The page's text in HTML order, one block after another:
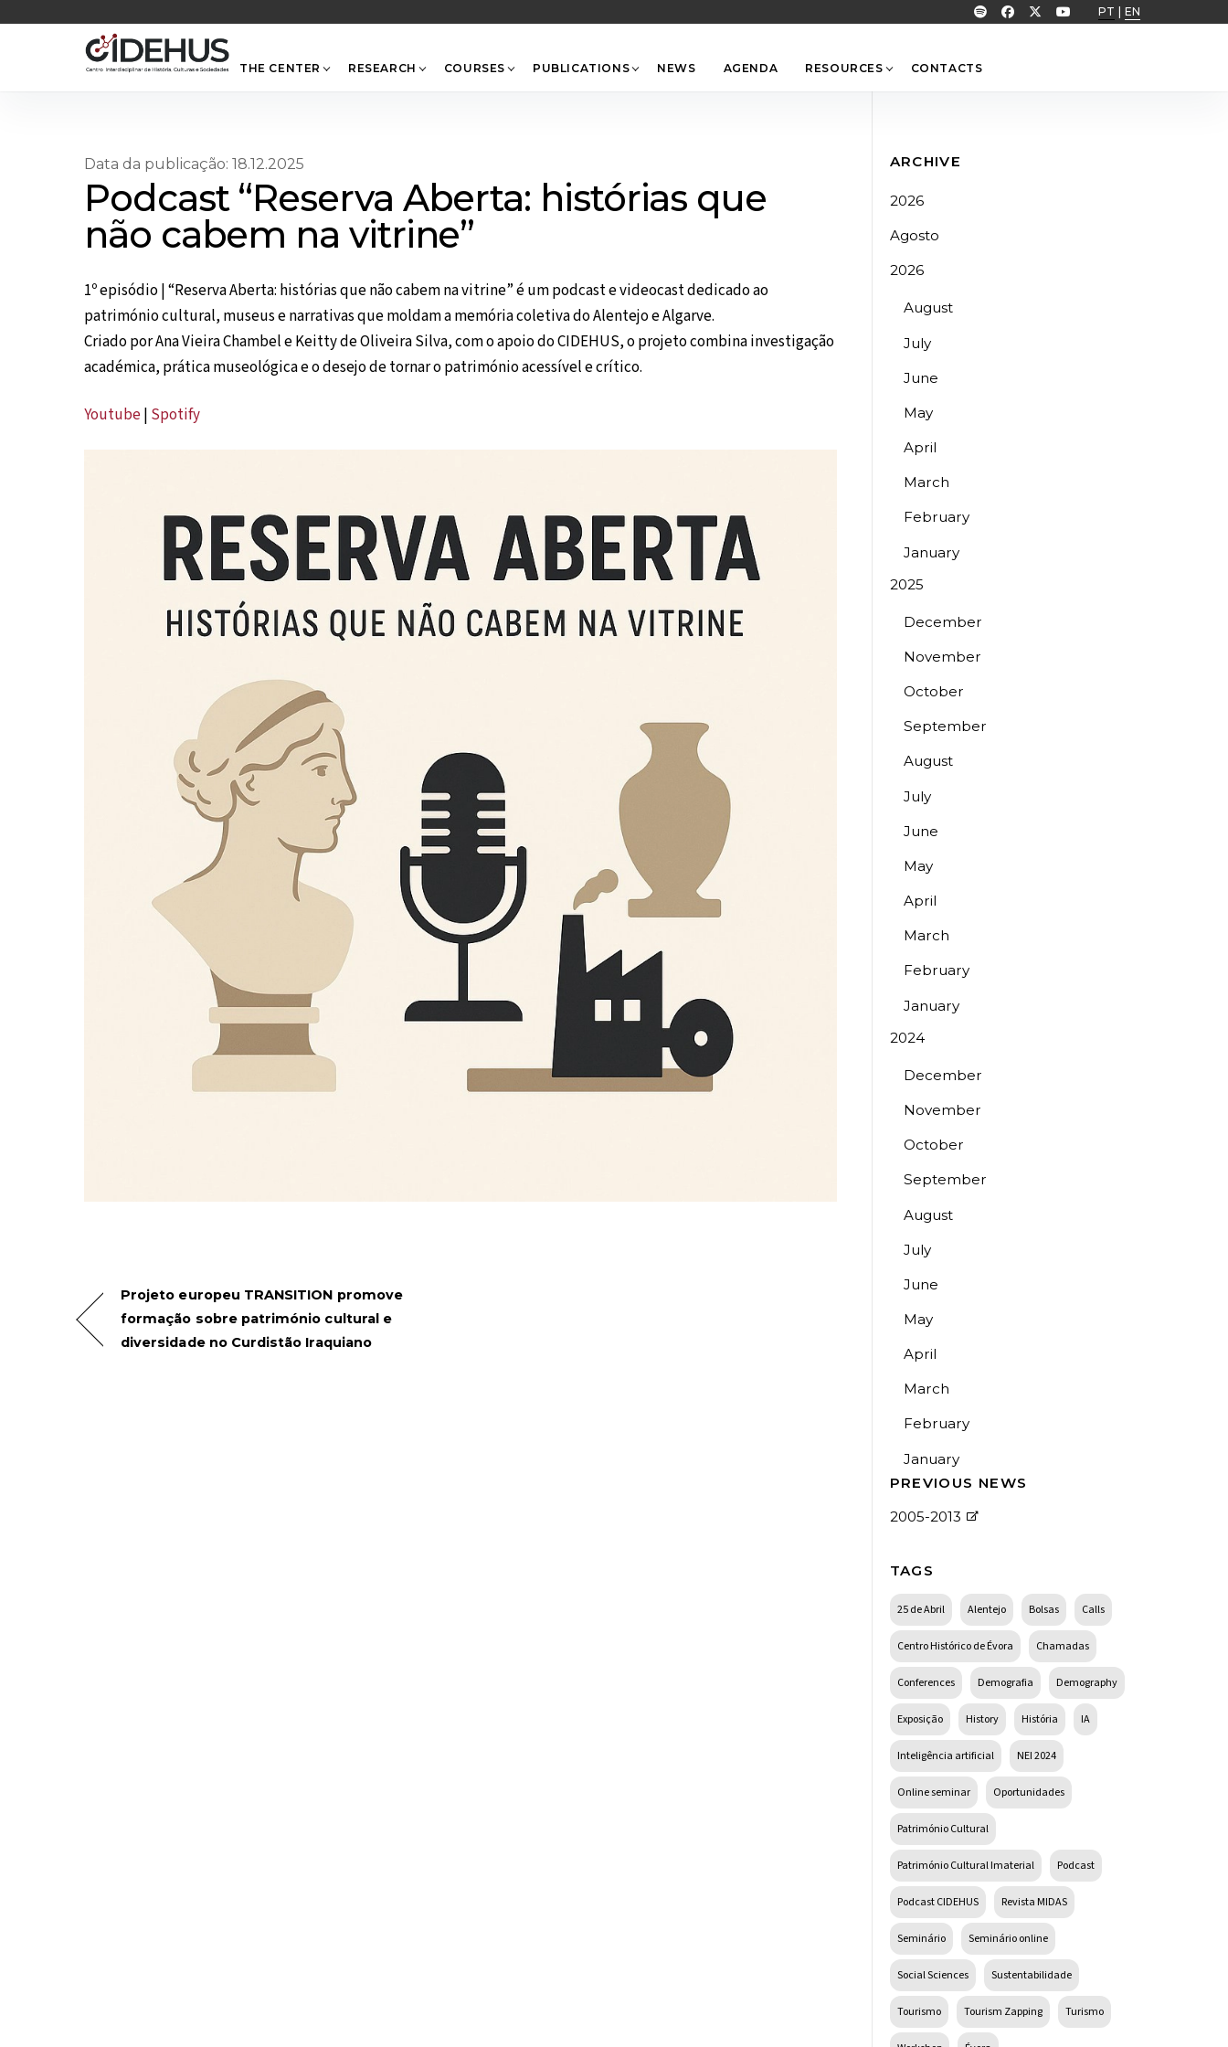
PT EN
THE CENTER RESEARCH COURSES PUBLICATIONS NEWS AGENDA RESOURCES CONTACTS
Data da publicação: 18.12.2025
Podcast “Reserva Aberta: histórias que
não cabem na vitrine”
1º episódio | “Reserva Aberta: histórias que não cabem na vitrine” é um podcast e videocast dedicado ao
património cultural, museus e narrativas que moldam a memória coletiva do Alentejo e Algarve.
Criado por Ana Vieira Chambel e Keitty de Oliveira Silva, com o apoio do CIDEHUS, o projeto combina investigação
académica, prática museológica e o desejo de tornar o património acessível e crítico.
Youtube| Spotify
Projeto europeu TRANSITION promove
formação sobre património cultural e
diversidade no Curdistão Iraquiano
ARCHIVE
2026
Agosto
2026
August
July
June
May
April
March
February
January
2025
December
November
October
September
August
July
June
May
April
March
February
January
2024
December
November
October
September
August
July
June
May
April
March
February
January
PREVIOUS NEWS
2005-2013
TAGS
25 de Abril Alentejo Bolsas Calls
Centro Histórico de Évora Chamadas
Conferences Demografia Demography
Exposição History História IA
Inteligência artificial NEI 2024
Online seminar Oportunidades
Património Cultural
Património Cultural Imaterial Podcast
Podcast CIDEHUS Revista MIDAS
Seminário Seminário online
Social Sciences Sustentabilidade
Tourismo Tourism Zapping Turismo
Top